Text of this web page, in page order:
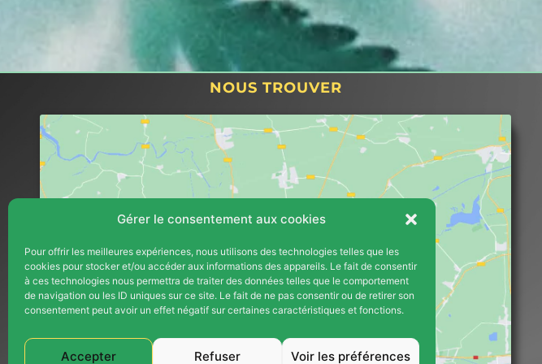
Gérer le consentement aux cookies
Pour offrir les meilleures expériences, nous utilisons des technologies telles que les
cookies pour stocker et/ou accéder aux informations des appareils. Le fait de consentir
à ces technologies nous permettra de traiter des données telles que le comportement
de navigation ou les ID uniques sur ce site. Le fait de ne pas consentir ou de retirer son
consentement peut avoir un effet négatif sur certaines caractéristiques et fonctions.
Accepter Refuser Voir les préférences
NOUS TROUVER
Cliquez pour accepter les cookies
marketing et activer ce contenu